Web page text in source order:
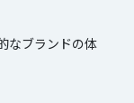
なブランドの体